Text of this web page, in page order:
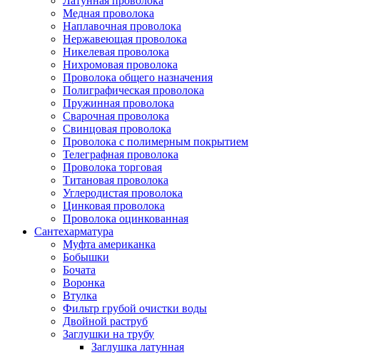
Медная проволока
Наплавочная проволока
Нержавеющая проволока
Никелевая проволока
Нихромовая проволока
Проволока общего назначения
Полиграфическая проволока
Пружинная проволока
Сварочная проволока
Свинцовая проволока
Проволока с полимерным покрытием
Телеграфная проволока
Проволока торговая
Титановая проволока
Углеродистая проволока
Цинковая проволока
Проволока оцинкованная
Сантехарматура
Муфта американка
Бобышки
Бочата
Воронка
Втулка
Фильтр грубой очистки воды
Двойной раструб
Заглушки на трубу
Заглушка латунная